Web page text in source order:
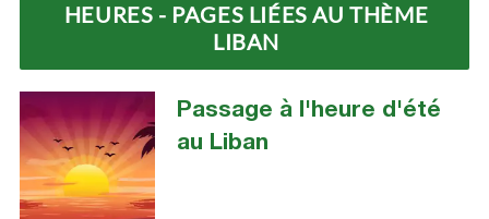
HEURES - PAGES LIÉES AU THÈME
LIBAN
Passage à l'heure d'été
au Liban